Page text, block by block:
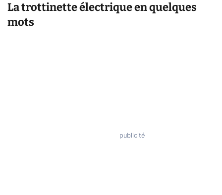
La trottinette électrique en quelques
mots